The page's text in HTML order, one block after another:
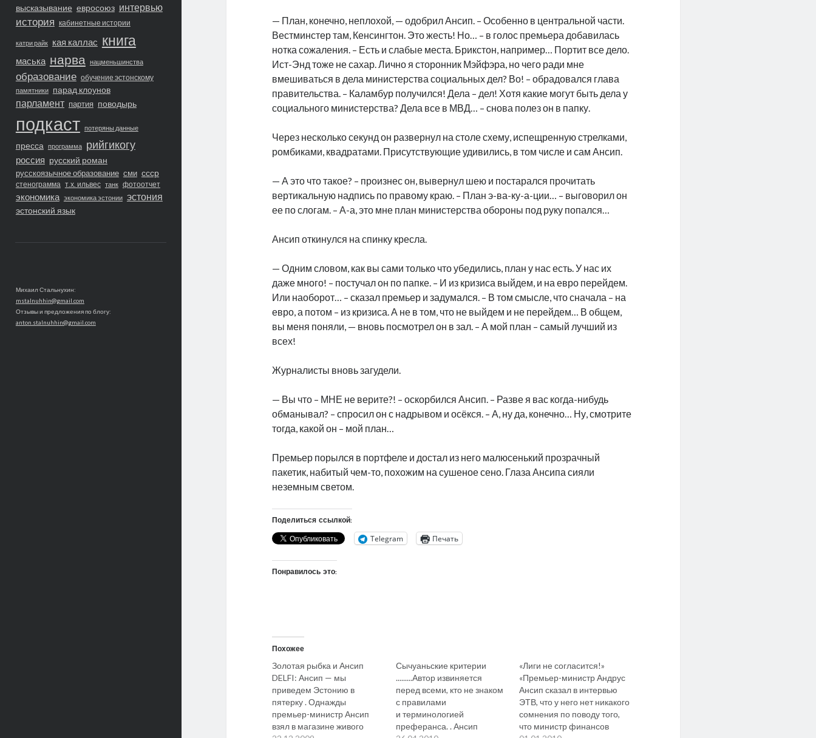
высказывание евросоюз интервью
история кабинетные истории
катри райк кая каллас книга
маська нарва нацменьшинства
образование обучение эстонскому
памятники парад клоунов
парламент партия поводырь
подкаст потеряны данные
пресса программа рийгикогу
россия русский роман
русскоязычное образование сми ссср
стенограмма т.х. ильвес танк фотоотчет
экономика экономика эстонии эстония
эстонский язык
Михаил Стальнухин:
mstalnuhhin@gmail.com
Отзывы и предложения по блогу:
anton.stalnuhhin@gmail.com
— План, конечно, неплохой, — одобрил Ансип. – Особенно в центральной части.
Вестминстер там, Кенсингтон. Это жесть! Но… – в голос премьера добавилась
нотка сожаления. – Есть и слабые места. Брикстон, например… Портит все дело.
Ист-Энд тоже не сахар. Лично я сторонник Мэйфэра, но чего ради мне
вмешиваться в дела министерства социальных дел? Во! – обрадовался глава
правительства. – Каламбур получился! Дела – дел! Хотя какие могут быть дела у
социального министерства? Дела все в МВД… – снова полез он в папку.
Через несколько секунд он развернул на столе схему, испещренную стрелками,
ромбиками, квадратами. Присутствующие удивились, в том числе и сам Ансип.
— А это что такое? – произнес он, вывернул шею и постарался прочитать
вертикальную надпись по правому краю. – План э-ва-ку-а-ции… – выговорил он
ее по слогам. – А-а, это мне план министерства обороны под руку попался…
Ансип откинулся на спинку кресла.
— Одним словом, как вы сами только что убедились, план у нас есть. У нас их
даже много! – постучал он по папке. – И из кризиса выйдем, и на евро перейдем.
Или наоборот… – сказал премьер и задумался. – В том смысле, что сначала – на
евро, а потом – из кризиса. А не в том, что не выйдем и не перейдем… В общем,
вы меня поняли, — вновь посмотрел он в зал. – А мой план – самый лучший из
всех!
Журналисты вновь загудели.
— Вы что – МНЕ не верите?! – оскорбился Ансип. – Разве я вас когда-нибудь
обманывал? – спросил он с надрывом и осёкся. – А, ну да, конечно… Ну, смотрите
тогда, какой он – мой план…
Премьер порылся в портфеле и достал из него малюсенький прозрачный
пакетик, набитый чем-то, похожим на сушеное сено. Глаза Ансипа сияли
неземным светом.
Поделиться ссылкой:
Telegram Печать
Понравилось это:
Похожее
Золотая рыбка и Ансип
DELFI: Ансип — мы
приведем Эстонию в
пятерку . Однажды
премьер-министр Ансип
взял в магазине живого
Сычуаньские критерии
.........Автор извиняется
перед всеми, кто не знаком
с правилами
и терминологией
преферанса. . Ансип
«Лиги не согласится!»
«Премьер-министр Андрус
Ансип сказал в интервью
ЭТВ, что у него нет никакого
сомнения по поводу того,
что министр финансов